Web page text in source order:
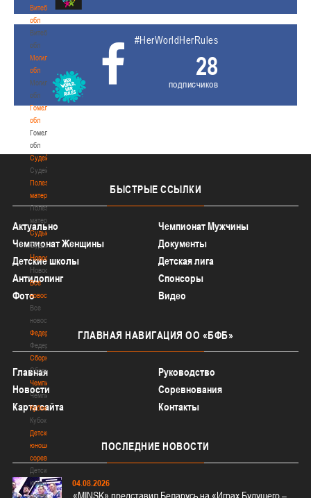
Витебская
обл
Витебская
обл
Могилевская
обл
Могилевская
обл
Гомельская
обл
Гомельская
обл
Судейство
Судейство
Полезные
материалы
Полезные
материалы
Судьи
Судьи
Новости
Новости
Все
новости
Все
новости
Федерация
Федерация
Сборные
Сборные
Чемпионат
Чемпионат
Кубок
Кубок
Детско-
юношеские
соревнования
Детско-
юношеские
соревнования
#HerWorldHerRules
28
подписчиков
БЫСТРЫЕ ССЫЛКИ
Актуально
Чемпионат Мужчины
Чемпионат Женщины
Документы
Детские школы
Детская лига
Антидопинг
Спонсоры
Фото
Видео
ГЛАВНАЯ НАВИГАЦИЯ ОО «БФБ»
Главная
Руководство
Новости
Соревнования
Карта сайта
Контакты
ПОСЛЕДНИЕ НОВОСТИ
04.08.2026
«MINSK» представил Беларусь на «Играх Будущего –